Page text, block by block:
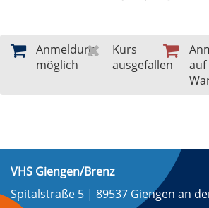
Anmeldung
möglich
Kurs
ausgefallen
auf
VHS Giengen/Brenz
Spitalstraße 5 | 89537 Giengen an